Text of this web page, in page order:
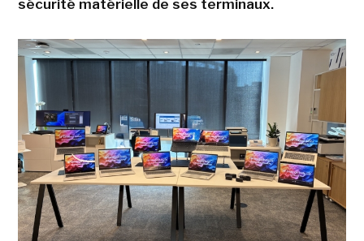
sécurité matérielle de ses terminaux.